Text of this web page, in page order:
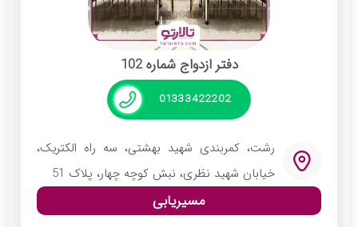
چیدمان ویژه سالن عقد
شمع آرایی و گل‌آرایی
سرو شیرینی و نوشیدنی
دفتر ازدواج شماره 102
01333422202
رشت، کمربندی شهید بهشتی، سه راه الکتریک،
خیابان شهید نظری، نبش کوچه چهار، پلاک 51
مسیریابی